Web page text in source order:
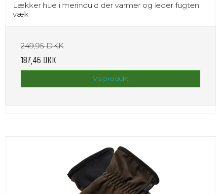
Lækker hue i merinould der varmer og leder fugten
væk
249,95 DKK
187,46 DKK
Vis produkt